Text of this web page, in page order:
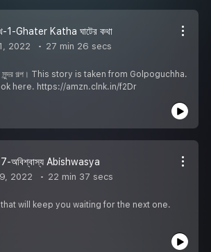
1-Ghater Katha ঘাটের কথা
2022 27 min 26 secs
একটি সুন্দর গল্প। This story is taken from Golpoguchha.
here. https://amzn.clnk.in/f2Dr
অবিশ্বাস্য Abishwasya
2022 22 min 37 secs
will keep you waiting for the next one.